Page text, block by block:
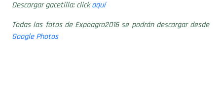
Todas las fotos de Expoagro2016 se podrán descargar desde
Google Photos